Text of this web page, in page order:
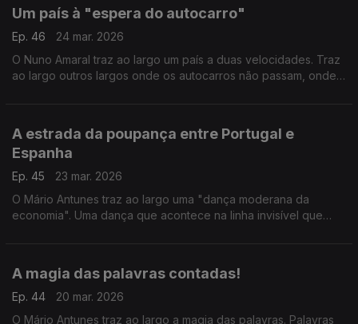
Um país à "espera do autocarro"
Ep. 46
24 mar. 2026
O Nuno Amaral traz ao largo um país a duas velocidades. Traz
ao largo outros largos onde os autocarros não passam, onde
A estrada da poupança entre Portugal e
Espanha
Ep. 45
23 mar. 2026
O Mário Antunes traz ao largo uma "dança moderana da
economia". Uma dança que acontece na linha invisível que
A magia das palavras contadas!
Ep. 44
20 mar. 2026
O Mário Antunes traz ao largo a magia das palavras. Palavras